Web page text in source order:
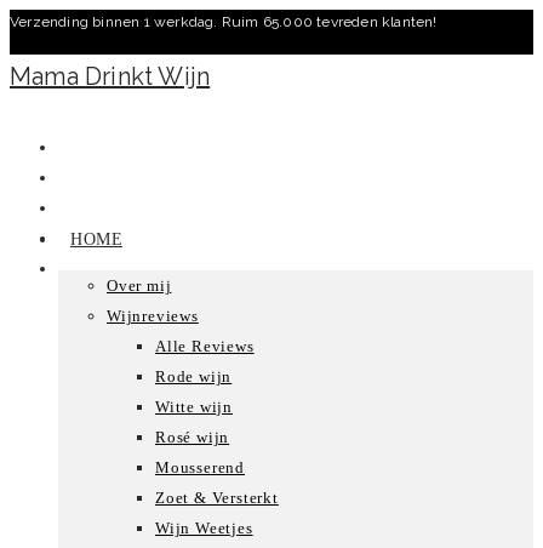
Ga
naar
inhoud
Verzending binnen 1 werkdag. Ruim 65.000 tevreden klanten!
Mama Drinkt Wijn
HOME
Over mij
Wijnreviews
Alle Reviews
Rode wijn
Witte wijn
Rosé wijn
Mousserend
Zoet & Versterkt
Wijn Weetjes